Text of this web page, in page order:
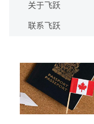
关于飞跃
联系飞跃